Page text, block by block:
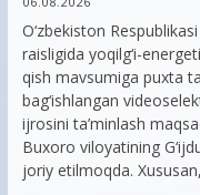
O‘zbekiston
raisligida yoqilg‘i-
qish mavsumiga puxta
bag‘ishlangan
ijrosini ta’minlash
Buxoro viloyatining
joriy etilmoqda. Xususan,